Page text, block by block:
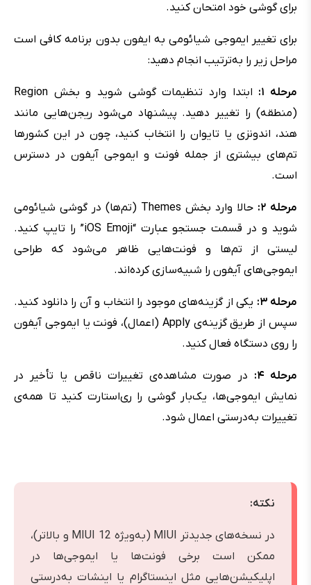
برای گوشی خود امتحان کنید.
برای تغییر ایموجی شیائومی به ایفون بدون برنامه کافی است
مراحل زیر را به‌ترتیب انجام دهید:
مرحله ۱:
ابتدا وارد تنظیمات گوشی شوید و بخش Region
(منطقه) را تغییر دهید. پیشنهاد می‌شود ریجن‌هایی مانند
هند، اندونزی یا تایوان را انتخاب کنید، چون در این کشورها
تم‌های بیشتری از جمله فونت و ایموجی آیفون در دسترس
است.
مرحله ۲:
حالا وارد بخش Themes (تم‌ها) در گوشی شیائومی
شوید و در قسمت جستجو عبارت “iOS Emoji” را تایپ کنید.
لیستی از تم‌ها و فونت‌هایی ظاهر می‌شود که طراحی
ایموجی‌های آیفون را شبیه‌سازی کرده‌اند.
مرحله ۳:
یکی از گزینه‌های موجود را انتخاب و آن را دانلود کنید.
سپس از طریق گزینه‌ی Apply (اعمال)، فونت یا ایموجی آیفون
را روی دستگاه فعال کنید.
مرحله ۴:
در صورت مشاهده‌ی تغییرات ناقص یا تأخیر در
نمایش ایموجی‌ها، یک‌بار گوشی را ری‌استارت کنید تا همه‌ی
تغییرات به‌درستی اعمال شود.
نکته:
در نسخه‌های جدیدتر MIUI (به‌ویژه MIUI 12 و بالاتر)،
ممکن است برخی فونت‌ها یا ایموجی‌ها در
اپلیکیشن‌هایی مثل اینستاگرام یا اینشات به‌درستی